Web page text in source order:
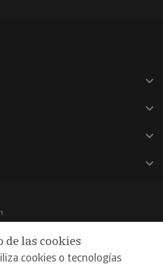
de las cookies
cookies o tecnologías